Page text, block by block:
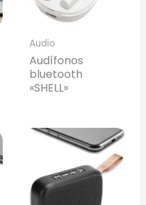
Audio
Audífonos
bluetooth
«SHELL»